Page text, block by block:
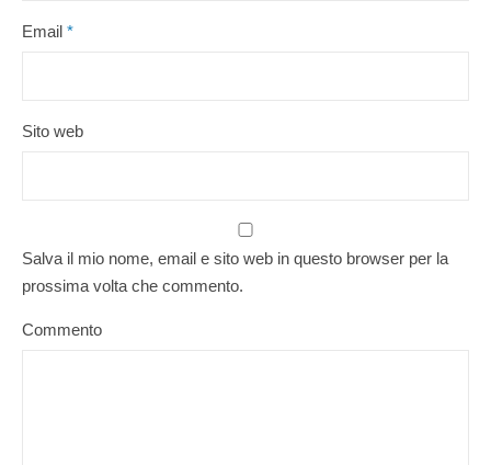
Email *
Sito web
Salva il mio nome, email e sito web in questo browser per la
prossima volta che commento.
Commento